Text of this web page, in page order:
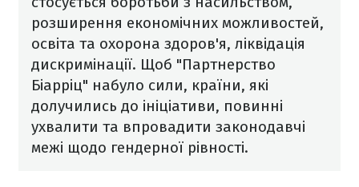
розширення економічних можливостей,
освіта та охорона здоров'я, ліквідація
дискримінації. Щоб "Партнерство
Біарріц" набуло сили, країни, які
долучились до ініціативи, повинні
ухвалити та впровадити законодавчі
межі щодо гендерної рівності.